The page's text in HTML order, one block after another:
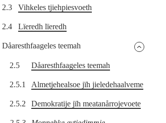
2.3 Vihkeles tjiehpiesvoeth
2.4 Lïeredh lïeredh
Dåaresthfaageles teemah
2.5 Dåaresthfaageles teemah
2.5.1 Almetjehealsoe jïh jieledehaalveme
2.5.2 Demokratije jïh meatanårrojevoete